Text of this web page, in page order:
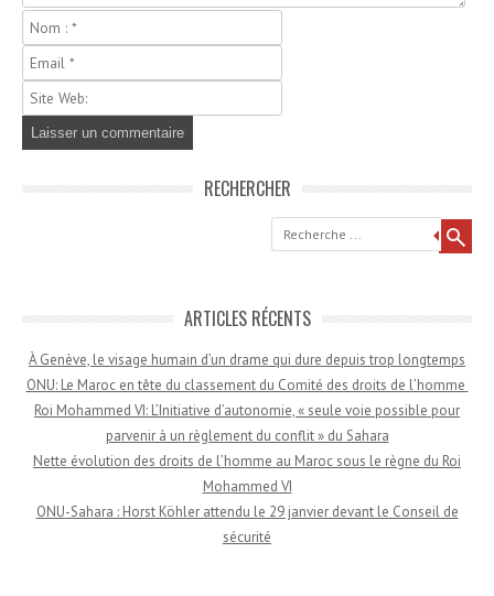
RECHERCHER
Recherche
ARTICLES RÉCENTS
À Genève, le visage humain d’un drame qui dure depuis trop longtemps
ONU: Le Maroc en tête du classement du Comité des droits de l’homme
Roi Mohammed VI: L’Initiative d’autonomie, « seule voie possible pour
parvenir à un règlement du conflit » du Sahara
Nette évolution des droits de l’homme au Maroc sous le règne du Roi
Mohammed VI
ONU-Sahara : Horst Köhler attendu le 29 janvier devant le Conseil de
sécurité